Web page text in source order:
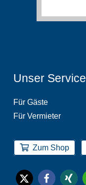
Unser Service
Für Gäste
Für Vermieter
Zum Shop